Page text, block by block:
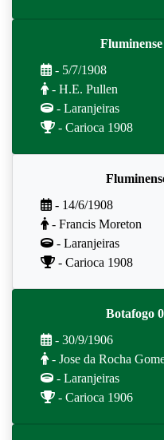
- 5/7/1908
- H.E. Pullen
- Laranjeiras
- Carioca 1908
- 14/6/1908
- Francis Moreton
- Laranjeiras
- Carioca 1908
Botafogo
- 30/9/1906
- Jose da Rocha
- Laranjeiras
- Carioca 1906